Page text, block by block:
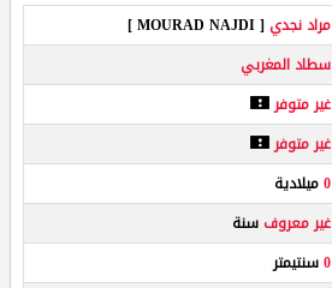
مراد نجدي [ MOURAD NAJDI ]
سطاد المغربي
غير متوفر
غير متوفر
0ميلادية
غير معروف سنة
0سنتيمتر